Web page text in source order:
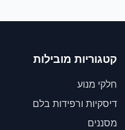
קטגוריות מובילות
חלקי מנוע
דיסקיות ורפידות בלם
מסננים